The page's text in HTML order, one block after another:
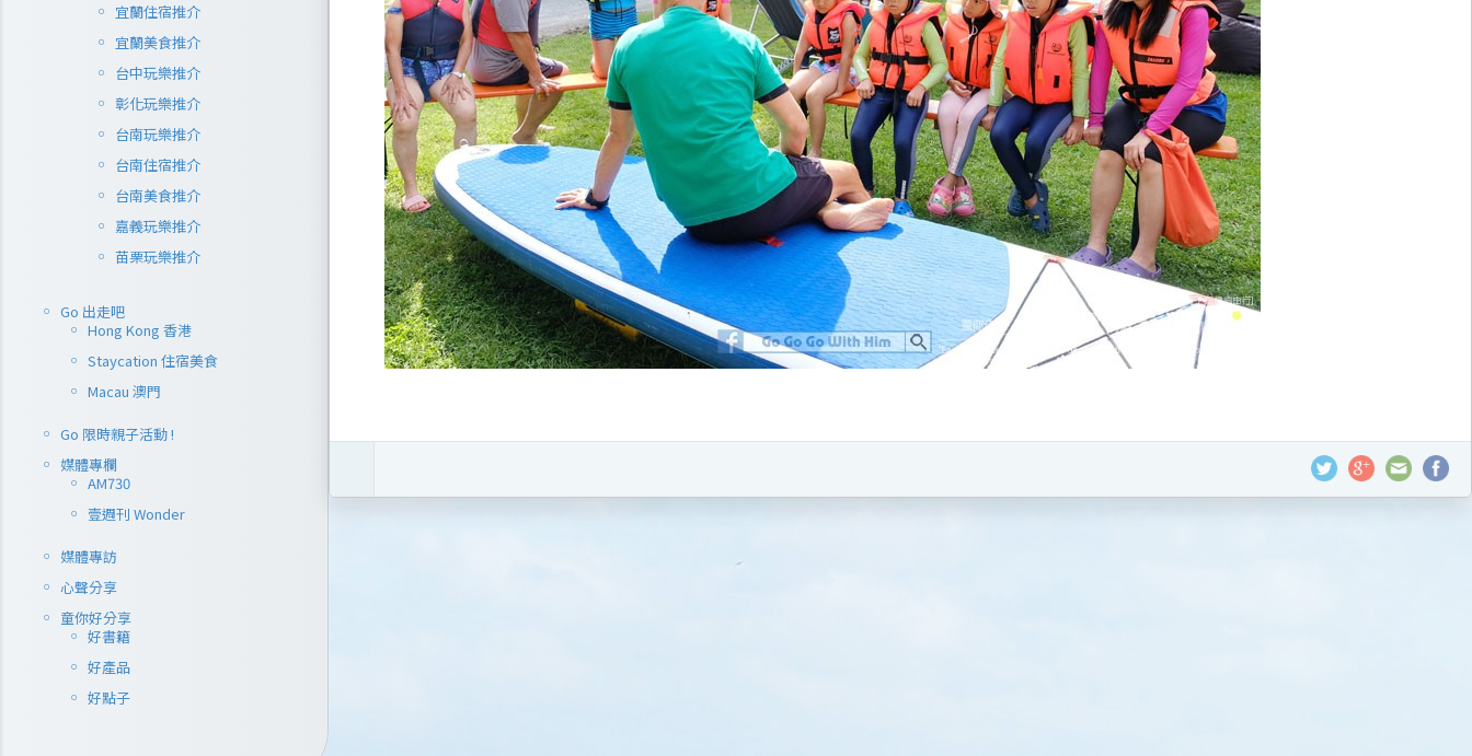
宜蘭住宿推介
宜蘭美食推介
台中玩樂推介
彰化玩樂推介
台南玩樂推介
台南住宿推介
台南美食推介
嘉義玩樂推介
苗栗玩樂推介
Go 出走吧
Hong Kong 香港
Staycation 住宿美食
Macau 澳門
Go 限時親子活動 !
媒體專欄
AM730
壹週刊 Wonder
媒體專訪
心聲分享
童你好分享
好書籍
好產品
好點子